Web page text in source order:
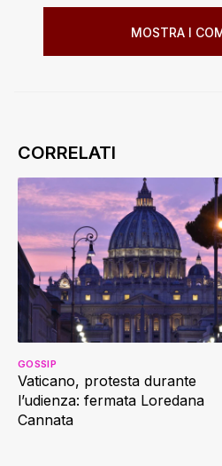
MOSTRA I
Vaticano, protesta durante
l’udienza: fermata Loredana
Cannata
GOSSIP